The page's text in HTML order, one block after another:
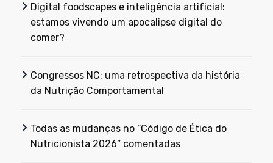
Digital foodscapes e inteligência artificial:
estamos vivendo um apocalipse digital do
comer?
Congressos NC: uma retrospectiva da história
da Nutrição Comportamental
Todas as mudanças no “Código de Ética do
Nutricionista 2026” comentadas